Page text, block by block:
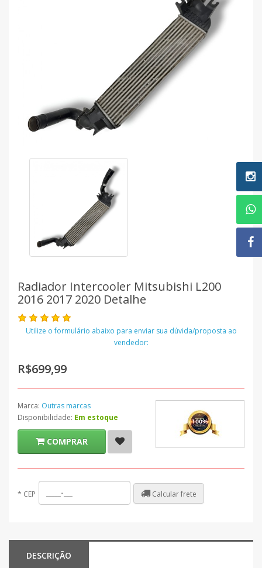
Radiador Intercooler Mitsubishi L200
2016 2017 2020 Detalhe
Utilize o formulário abaixo para enviar sua dúvida/proposta ao
vendedor:
R$699,99
Marca: Outras marcas
Disponibilidade: Em estoque
COMPRAR
* CEP Calcular frete
DESCRIÇÃO